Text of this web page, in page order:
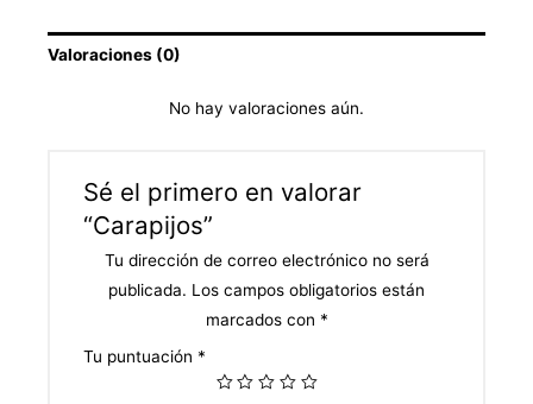
Valoraciones (0)
No hay valoraciones aún.
Sé el primero en valorar
“Carapijos”
Tu dirección de correo electrónico no será
publicada. Los campos obligatorios están
marcados con *
Tu puntuación *